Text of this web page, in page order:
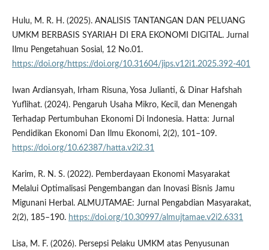
Hulu, M. R. H. (2025). ANALISIS TANTANGAN DAN PELUANG
UMKM BERBASIS SYARIAH DI ERA EKONOMI DIGITAL. Jurnal
Ilmu Pengetahuan Sosial, 12 No.01.
https://doi.org/https://doi.org/10.31604/jips.v12i1.2025.392-401
Iwan Ardiansyah, Irham Risuna, Yosa Julianti, & Dinar Hafshah
Yuflihat. (2024). Pengaruh Usaha Mikro, Kecil, dan Menengah
Terhadap Pertumbuhan Ekonomi Di Indonesia. Hatta: Jurnal
Pendidikan Ekonomi Dan Ilmu Ekonomi, 2(2), 101–109.
https://doi.org/10.62387/hatta.v2i2.31
Karim, R. N. S. (2022). Pemberdayaan Ekonomi Masyarakat
Melalui Optimalisasi Pengembangan dan Inovasi Bisnis Jamu
Migunani Herbal. ALMUJTAMAE: Jurnal Pengabdian Masyarakat,
2(2), 185–190. https://doi.org/10.30997/almujtamae.v2i2.6331
Lisa, M. F. (2026). Persepsi Pelaku UMKM atas Penyusunan